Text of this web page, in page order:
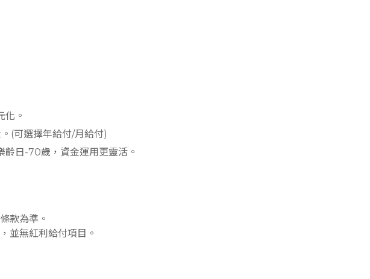
化。
(可選擇年給付/月給付)
日-70歲，資金運用更靈活。
款為準。
並無紅利給付項目。